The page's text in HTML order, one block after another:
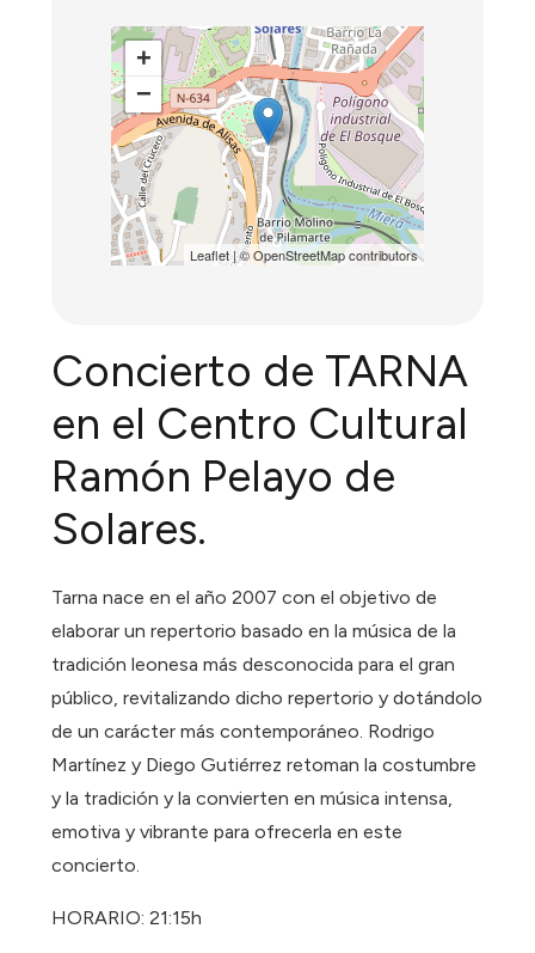
+
−
Leaflet| ©OpenStreetMapcontributors
Concierto de TARNA
en el Centro Cultural
Ramón Pelayo de
Solares.
Tarna nace en el año 2007 con el objetivo de
elaborar un repertorio basado en la música de la
tradición leonesa más desconocida para el gran
público, revitalizando dicho repertorio y dotándolo
de un carácter más contemporáneo. Rodrigo
Martínez y Diego Gutiérrez retoman la costumbre
y la tradición y la convierten en música intensa,
emotiva y vibrante para ofrecerla en este
concierto.
HORARIO: 21:15h